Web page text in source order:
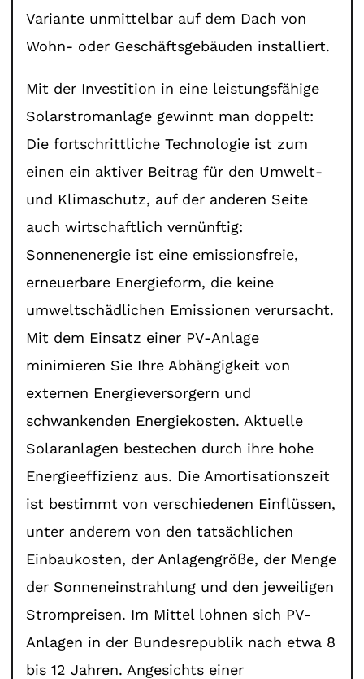
Variante unmittelbar auf dem Dach von
Wohn- oder Geschäftsgebäuden installiert.
Mit der Investition in eine leistungsfähige
Solarstromanlage gewinnt man doppelt:
Die fortschrittliche Technologie ist zum
einen ein aktiver Beitrag für den Umwelt-
und Klimaschutz, auf der anderen Seite
auch wirtschaftlich vernünftig:
Sonnenenergie ist eine emissionsfreie,
erneuerbare Energieform, die keine
umweltschädlichen Emissionen verursacht.
Mit dem Einsatz einer PV-Anlage
minimieren Sie Ihre Abhängigkeit von
externen Energieversorgern und
schwankenden Energiekosten. Aktuelle
Solaranlagen bestechen durch ihre hohe
Energieeffizienz aus. Die Amortisationszeit
ist bestimmt von verschiedenen Einflüssen,
unter anderem von den tatsächlichen
Einbaukosten, der Anlagengröße, der Menge
der Sonneneinstrahlung und den jeweiligen
Strompreisen. Im Mittel lohnen sich PV-
Anlagen in der Bundesrepublik nach etwa 8
bis 12 Jahren. Angesichts einer